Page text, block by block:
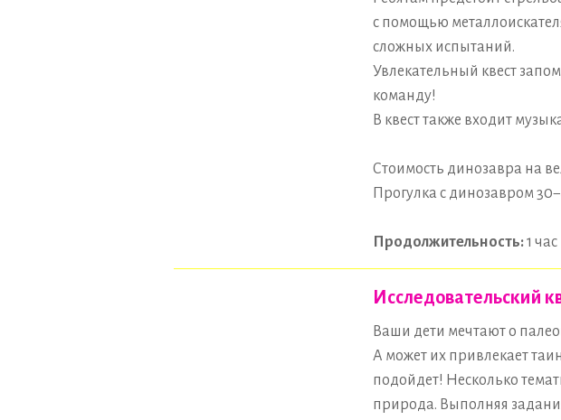
с помощью
сложных испытаний.
Увлекательный квест
команду!
В квест также входит
Стоимость динозавра на
Прогулка с динозавром
Продолжительность:1 час
Исследовательский
Ваши дети мечтают о
А может их привлекает
подойдет! Несколько
природа. Выполняя